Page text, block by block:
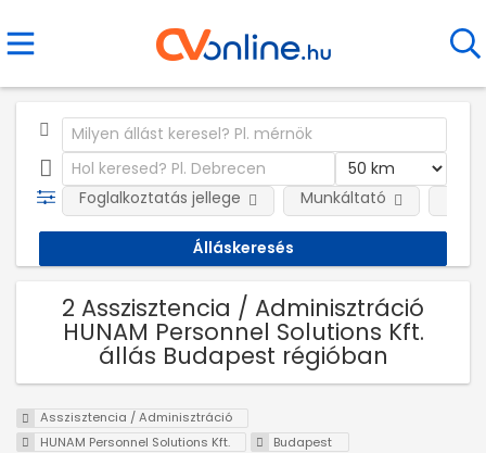
Foglalkoztatás jellege Munkáltató
2 Asszisztencia / Adminisztráció
HUNAM Personnel Solutions Kft.
állás Budapest régióban
Asszisztencia / Adminisztráció
HUNAM Personnel Solutions Kft.
Budapest